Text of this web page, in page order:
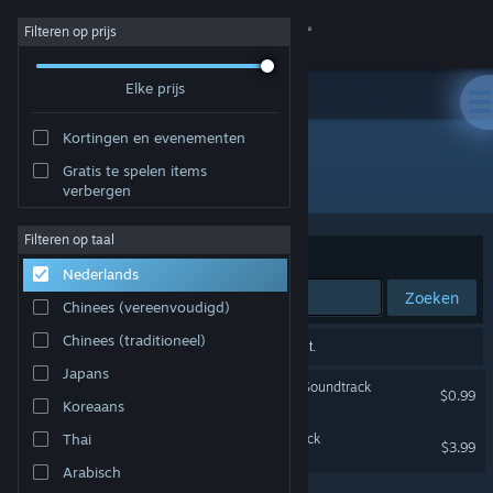
Inloggen
Community
Over
Ondersteuning
Taal wijzigen
Download de mobiele Steam-app
Desktopwebsite weergeven
Filteren op prijs
Elke prijs
Kortingen en evenementen
Gratis te spelen items
verbergen
Filteren op taal
Nederlands
Chinees (vereenvoudigd)
Chinees (traditioneel)
Japans
Koreaans
Thai
Arabisch
Ontwikkelaar: Tom Stoffel
Sorteren op Relevantie
Zoeken
2 resultaten komen overeen met je zoekopdracht.
Blade Symphony Original Soundtrack
$0.99
Galacide Original Soundtrack
$3.99